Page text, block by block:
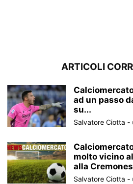
ARTICOLI
ad un passo
su...
Salvatore Ciotta -
molto vicino
alla
Salvatore Ciotta -